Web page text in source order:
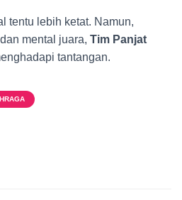
tentu lebih ketat. Namun,
mental juara, Tim Panjat
tantangan.